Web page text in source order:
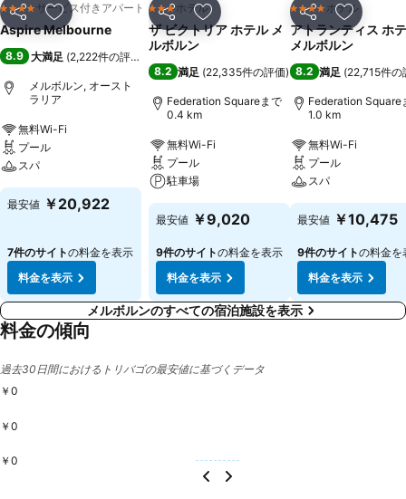
シェア お気に入りに追加
4 ホテルのランク
サービス付きアパートメント
Aspire Melbourne
8.9 大満足 (2,222件の評価
メルボルン, オースト
ラリア
無料Wi-Fi
プール
スパ
最安値 ￥20,922
7件のサイトの料金を表示
料金を表示
シェア お気に入りに追加
3 ホテルのランク
ホテル
ザ ビクトリア ホテル メ
ルボルン
8.2 満足 (22,335件の評価)
Federation Squareまで
0.4 km
無料Wi-Fi
プール
駐車場
最安値 ￥9,020
9件のサイトの料金を表示
料金を表示
シェア お気に入
4 ホテルのランク
ホテル
アトランティス ホ
メルボルン
8.2 満足 (22,715件の
Federation Square
1.0 km
無料Wi-Fi
プール
スパ
最安値 ￥10,475
9件のサイトの料金を
料金を表示
メルボルンのすべての宿泊施設を表示
料金の傾向
過去30日間におけるトリバゴの最安値に基づくデータ
￥0
￥0
￥0